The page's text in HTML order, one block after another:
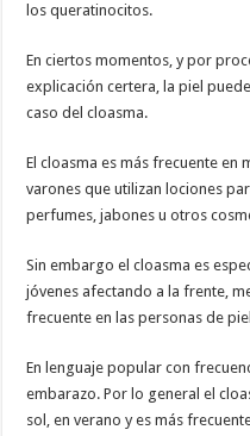
los queratinocitos.
En ciertos momentos, y por
explicación certera, la piel
caso del cloasma.
El cloasma es más frecuente en
varones que utilizan lociones
perfumes, jabones u otros
Sin embargo el cloasma es
jóvenes afectando a la frente,
frecuente en las personas de
En lenguaje popular con
embarazo. Por lo general el
sol, en verano y es más